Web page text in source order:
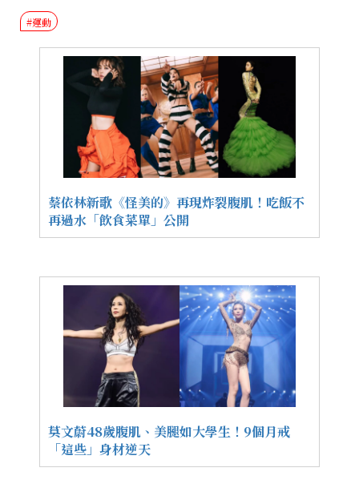
#運動
蔡依林新歌《怪美的》再現炸裂腹肌！吃飯不
再過水「飲食菜單」公開
莫文蔚48歲腹肌、美腿如大學生！9個月戒
「這些」身材逆天